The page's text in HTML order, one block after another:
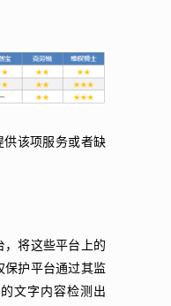
该项服务或者缺
，将这些平台上的
保护平台通过其监
文字内容检测出